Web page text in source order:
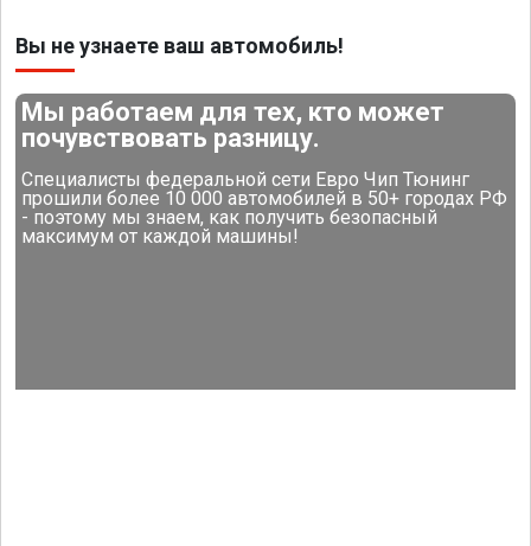
Вы не узнаете ваш автомобиль!
Мы работаем для тех, кто может
почувствовать разницу.
Специалисты федеральной сети Евро Чип Тюнинг
прошили более 10 000 автомобилей в 50+ городах РФ
- поэтому мы знаем, как получить безопасный
максимум от каждой машины!